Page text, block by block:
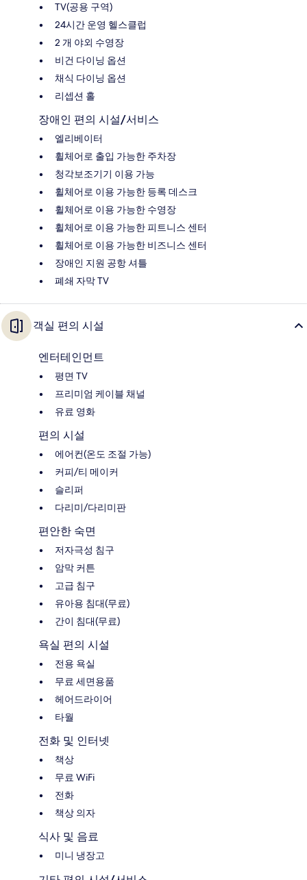
TV(공용 구역)
24시간 운영 헬스클럽
2 개 야외 수영장
비건 다이닝 옵션
채식 다이닝 옵션
리셉션 홀
장애인 편의 시설/서비스
엘리베이터
휠체어로 출입 가능한 주차장
청각보조기기 이용 가능
휠체어로 이용 가능한 등록 데스크
휠체어로 이용 가능한 수영장
휠체어로 이용 가능한 피트니스 센터
휠체어로 이용 가능한 비즈니스 센터
장애인 지원 공항 셔틀
폐쇄 자막 TV
객실 편의 시설
엔터테인먼트
평면 TV
프리미엄 케이블 채널
유료 영화
편의 시설
에어컨(온도 조절 가능)
커피/티 메이커
슬리퍼
다리미/다리미판
편안한 숙면
저자극성 침구
암막 커튼
고급 침구
유아용 침대(무료)
간이 침대(무료)
욕실 편의 시설
전용 욕실
무료 세면용품
헤어드라이어
타월
전화 및 인터넷
책상
무료 WiFi
전화
책상 의자
식사 및 음료
미니 냉장고